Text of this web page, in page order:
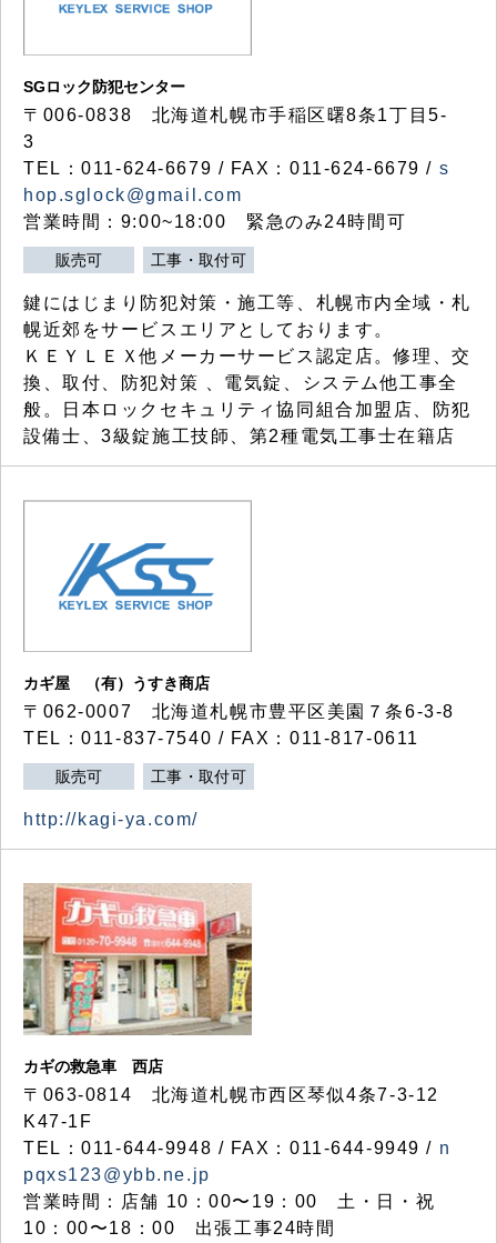
SGロック防犯センター
〒006-0838 北海道札幌市手稲区曙8条1丁目5-
3
TEL：011-624-6679 / FAX：011-624-6679 / s
hop.sglock@gmail.com
営業時間：9:00~18:00 緊急のみ24時間可
販売可 工事・取付可
鍵にはじまり防犯対策・施工等、札幌市内全域・札
幌近郊をサービスエリアとしております。
ＫＥＹＬＥＸ他メーカーサービス認定店。修理、交
換、取付、防犯対策 、電気錠、システム他工事全
般。日本ロックセキュリティ協同組合加盟店、防犯
設備士、3級錠施工技師、第2種電気工事士在籍店
カギ屋 （有）うすき商店
〒062-0007 北海道札幌市豊平区美園７条6-3-8
TEL：011-837-7540 / FAX：011-817-0611
販売可 工事・取付可
http://kagi-ya.com/
カギの救急車 西店
〒063-0814 北海道札幌市西区琴似4条7-3-12
K47-1F
TEL：011-644-9948 / FAX：011-644-9949 / n
pqxs123@ybb.ne.jp
営業時間：店舗 10：00〜19：00 土・日・祝
10：00〜18：00 出張工事24時間